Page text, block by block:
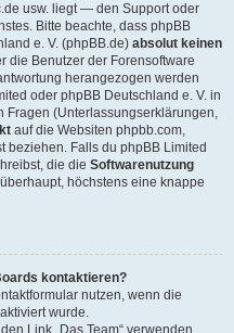
usw. liegt — den Support oder
Bitte beachte, dass phpBB
e. V. (phpBB.de) absolut keinen
die Benutzer der Forensoftware
herangezogen werden
oder phpBB Deutschland e. V. in
Fragen (Unterlassungserklärungen,
auf die Websiten phpbb.com,
beziehen. Falls du phpBB Limited
die die Softwarenutzung
höchstens eine knappe
kontaktieren?
nutzen, wenn die
wurde.
Link „Das Team“ verwenden.